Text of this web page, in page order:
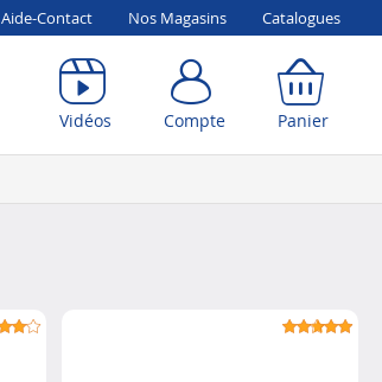
Aide-Contact Nos Magasins Catalogues
Vidéos Compte Panier
Compte Panier